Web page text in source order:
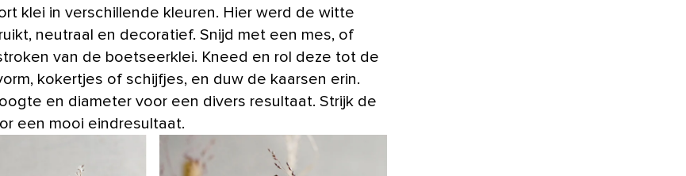
klei in verschillende kleuren. Hier werd de witte
neutraal en decoratief. Snijd met een mes, of
van de boetseerklei. Kneed en rol deze tot de
kokertjes of schijfjes, en duw de kaarsen erin.
en diameter voor een divers resultaat. Strijk de
een mooi eindresultaat.